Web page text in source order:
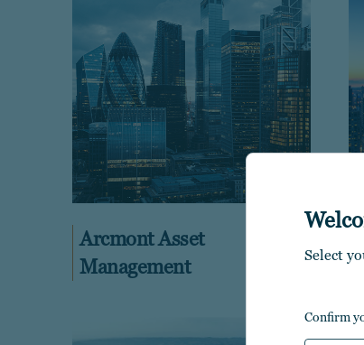
Select
confirm
Arcmont Asset
Management